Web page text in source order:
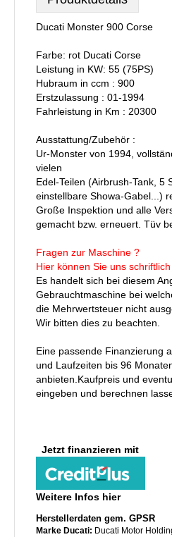
Ducati Monster 900 Corse
Farbe: rot Ducati Corse
Leistung in KW: 55 (75PS)
Hubraum in ccm : 900
Erstzulassung : 01-1994
Fahrleistung in Km : 20300
Ausstattung/Zubehör :
Ur-Monster von 1994,
vielen
Edel-Teilen (Airbrush-Tank, 5
einstellbare Showa-Gabel...)
Große Inspektion und alle
gemacht bzw. erneuert. Tüv
Fragen zur Maschine ?
Hier können Sie uns
Es handelt sich bei diesem
Gebrauchtmaschine bei
die Mehrwertsteuer nicht
Wir bitten dies zu beachten.
Eine passende Finanzierung
und Laufzeiten bis 96
anbieten.Kaufpreis und
eingeben und berechnen
Jetzt finanzieren mit
Weitere Infos hier
Herstellerdaten gem. GPSR
Marke Ducati: Ducati Motor